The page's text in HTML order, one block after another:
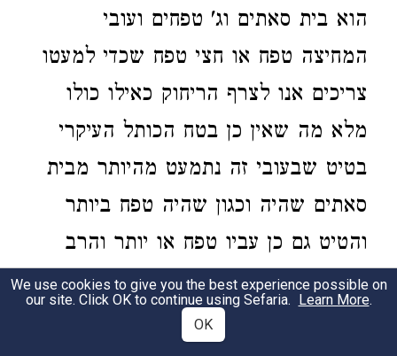
הוא בית סאתים וג' טפחים ועובי
המחיצה טפח או חצי טפח שכדי למעטו
צריכים אנו לצרף הריחוק כאילו כולו
מלא מה שאין כן בטח הכותל העיקרי
בטיט שבעובי זה נתמעט מהיותר מבית
סאתים שהיה וכגון שהיה טפח ביותר
והטיט גם כן עביו טפח או יותר והרב
המגיד ז"ל כתב באופן אחר עיין עליו.
בנוסחא אחרינא כתיבת
We use cookies to give you the best experience possible on
our site. Click OK to continue using Sefaria. Learn More.
OK